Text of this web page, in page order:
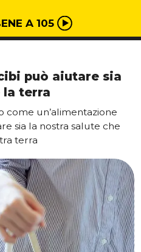
A 105
può aiutare sia
la terra
come un’alimentazione
sia la nostra salute che
terra